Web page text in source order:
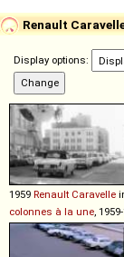
Renault
Display options:
1959 Renault Caravelle
colonnes à la une ,